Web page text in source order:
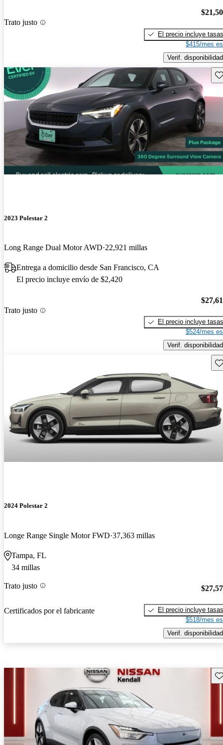
Trato justo
El precio incluye tasas
$415/mes
Verif. disponibilidad
2023 Polestar 2
Long Range Dual Motor AWD 22,921 millas
Entrega a domicilio desde San Francisco, CA
El precio incluye envío de $2,420
Trato justo
El precio incluye tasas
$524/mes
Verif. disponibilidad
2024 Polestar 2
Longe Range Single Motor FWD 37,363 millas
Tampa, FL
34 millas
Trato justo
Certificados por el fabricante
El precio incluye tasas
$518/mes
Verif. disponibilidad